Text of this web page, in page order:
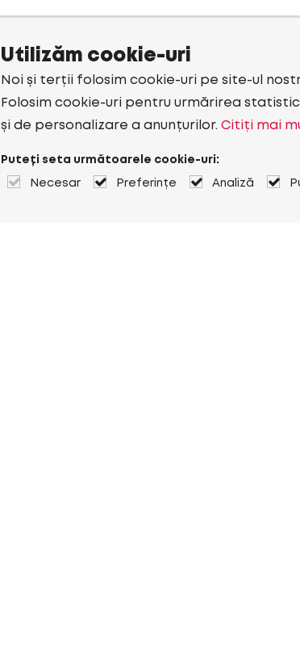
Utilizăm cookie-uri
Noi și terții folosim cookie-uri pe site-ul
Folosim cookie-uri pentru urmărirea
și de personalizare a anunțurilor. Citiți mai
Puteți seta următoarele cookie-uri:
Necesar Preferințe Analiză